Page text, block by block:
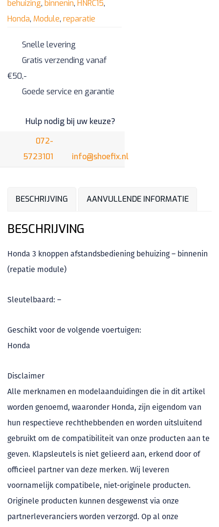
module)
aantal
behuizing, binnenin, HNRC15,
Honda, Module, reparatie
Snelle levering
Gratis verzending vanaf
€50,-
Goede service en garantie
Hulp nodig bij uw keuze?
072-
5723101
info@shoefix.nl
BESCHRIJVING AANVULLENDE INFORMATIE
BESCHRIJVING
Honda 3 knoppen afstandsbediening behuizing – binnenin
(repatie module)
Sleutelbaard: –
Geschikt voor de volgende voertuigen:
Honda
Disclaimer
Alle merknamen en modelaanduidingen die in dit artikel
worden genoemd, waaronder Honda, zijn eigendom van
hun respectieve rechthebbenden en worden uitsluitend
gebruikt om de compatibiliteit van onze producten aan te
geven. Klapsleutels is niet gelieerd aan, erkend door of
officieel partner van deze merken. Wij leveren
voornamelijk compatibele, niet-originele producten.
Originele producten kunnen desgewenst via onze
partnerleveranciers worden verzorgd. Op al onze